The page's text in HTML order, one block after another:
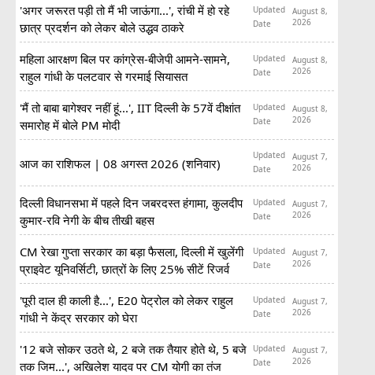
'अगर जरूरत पड़ी तो मैं भी जाऊंगा...', रांची में हो रहे
छात्र प्रदर्शन को लेकर बोले उद्धव ठाकरे
Updated
Date
August 8,
2026
महिला आरक्षण बिल पर कांग्रेस-बीजेपी आमने-सामने,
राहुल गांधी के पलटवार से गरमाई सियासत
Updated
Date
August 8,
2026
'मैं तो बाबा बागेश्वर नहीं हूं...', IIT दिल्ली के 57वें दीक्षांत
समारोह में बोले PM मोदी
Updated
Date
August 8,
2026
आज का राशिफल | 08 अगस्त 2026 (शनिवार)
Updated
Date
August 7,
2026
दिल्ली विधानसभा में पहले दिन जबरदस्त हंगामा, कुलदीप
कुमार-रवि नेगी के बीच तीखी बहस
Updated
Date
August 7,
2026
CM रेखा गुप्ता सरकार का बड़ा फैसला, दिल्ली में खुलेंगी
प्राइवेट यूनिवर्सिटी, छात्रों के लिए 25% सीटें रिजर्व
Updated
Date
August 7,
2026
'पूरी दाल ही काली है...', E20 पेट्रोल को लेकर राहुल
गांधी ने केंद्र सरकार को घेरा
Updated
Date
August 7,
2026
'12 बजे सोकर उठते थे, 2 बजे तक तैयार होते थे, 5 बजे
तक जिम...', अखिलेश यादव पर CM योगी का तंज
Updated
Date
August 7,
2026